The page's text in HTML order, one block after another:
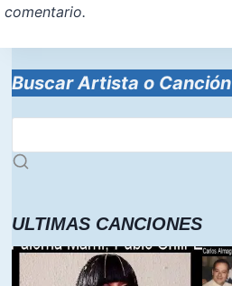
comentario.
Buscar Artista o Canción
ULTIMAS CANCIONES